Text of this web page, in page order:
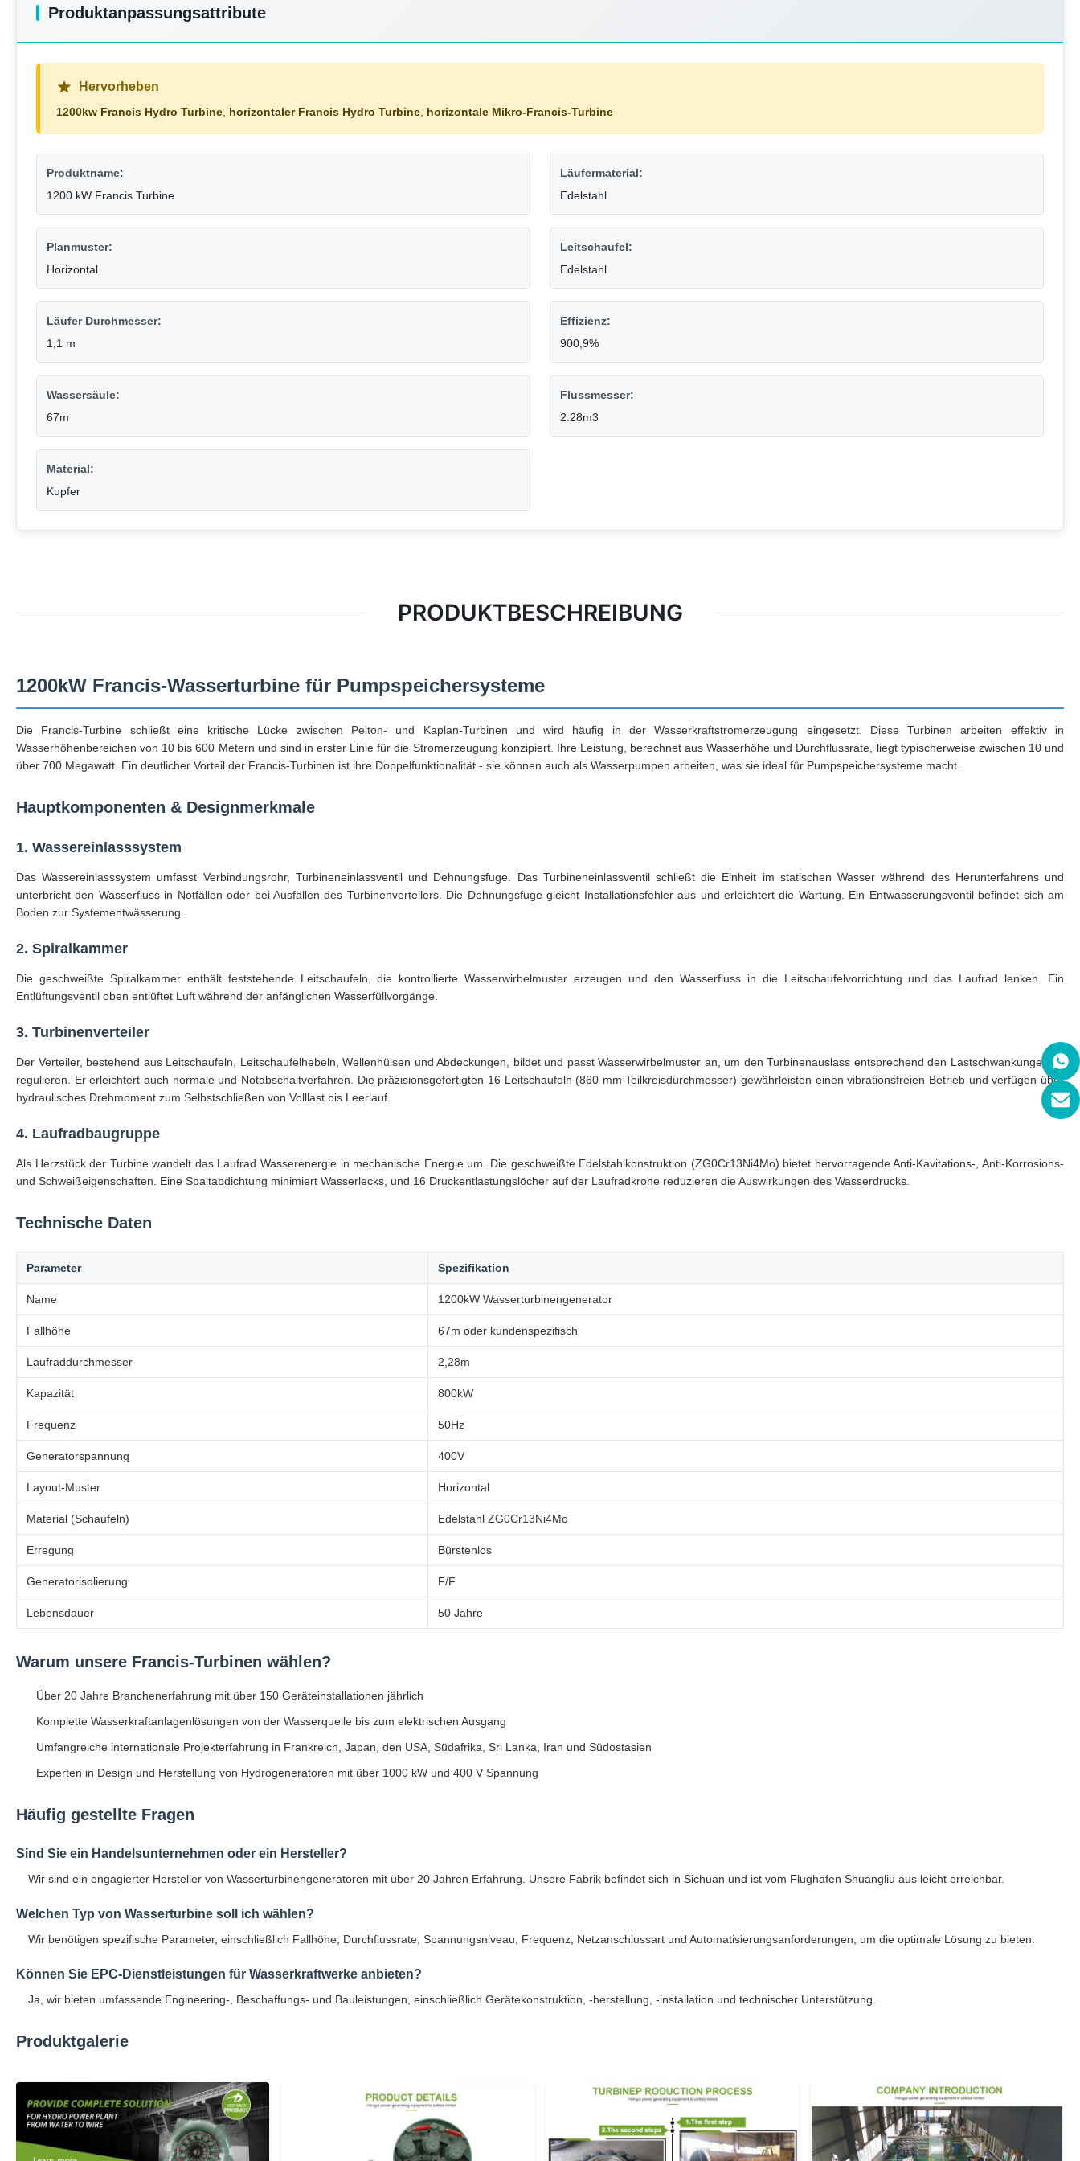
Produktanpassungsattribute
Hervorheben
1200kw Francis Hydro Turbine horizontaler Francis Hydro Turbine horizontale Mikro-Francis-Turbine
Produktname:
1200 kW Francis Turbine
Läufermaterial:
Edelstahl
Planmuster:
Horizontal
Leitschaufel:
Edelstahl
Läufer Durchmesser:
1,1 m
Effizienz:
900,9%
Wassersäule:
67m
Flussmesser:
2.28m3
Material:
Kupfer
PRODUKTBESCHREIBUNG
1200kW Francis-Wasserturbine für Pumpspeichersysteme
Die Francis-Turbine schließt eine kritische Lücke zwischen Pelton- und Kaplan-Turbinen und wird häufig in der Wasserkraftstromerzeugung eingesetzt. Diese Turbinen arbeiten effektiv in
Wasserhöhenbereichen von 10 bis 600 Metern und sind in erster Linie für die Stromerzeugung konzipiert. Ihre Leistung, berechnet aus Wasserhöhe und Durchflussrate, liegt typischerweise zwischen 10 und
über 700 Megawatt. Ein deutlicher Vorteil der Francis-Turbinen ist ihre Doppelfunktionalität - sie können auch als Wasserpumpen arbeiten, was sie ideal für Pumpspeichersysteme macht.
Hauptkomponenten & Designmerkmale
1. Wassereinlasssystem
Das Wassereinlasssystem umfasst Verbindungsrohr, Turbineneinlassventil und Dehnungsfuge. Das Turbineneinlassventil schließt die Einheit im statischen Wasser während des Herunterfahrens und
unterbricht den Wasserfluss in Notfällen oder bei Ausfällen des Turbinenverteilers. Die Dehnungsfuge gleicht Installationsfehler aus und erleichtert die Wartung. Ein Entwässerungsventil befindet sich am
Boden zur Systementwässerung.
2. Spiralkammer
Die geschweißte Spiralkammer enthält feststehende Leitschaufeln, die kontrollierte Wasserwirbelmuster erzeugen und den Wasserfluss in die Leitschaufelvorrichtung und das Laufrad lenken. Ein
Entlüftungsventil oben entlüftet Luft während der anfänglichen Wasserfüllvorgänge.
3. Turbinenverteiler
Der Verteiler, bestehend aus Leitschaufeln, Leitschaufelhebeln, Wellenhülsen und Abdeckungen, bildet und passt Wasserwirbelmuster an, um den Turbinenauslass entsprechend den Lastschwankungen zu
regulieren. Er erleichtert auch normale und Notabschaltverfahren. Die präzisionsgefertigten 16 Leitschaufeln (860 mm Teilkreisdurchmesser) gewährleisten einen vibrationsfreien Betrieb und verfügen über
hydraulisches Drehmoment zum Selbstschließen von Volllast bis Leerlauf.
4. Laufradbaugruppe
Als Herzstück der Turbine wandelt das Laufrad Wasserenergie in mechanische Energie um. Die geschweißte Edelstahlkonstruktion (ZG0Cr13Ni4Mo) bietet hervorragende Anti-Kavitations-, Anti-Korrosions-
und Schweißeigenschaften. Eine Spaltabdichtung minimiert Wasserlecks, und 16 Druckentlastungslöcher auf der Laufradkrone reduzieren die Auswirkungen des Wasserdrucks.
Technische Daten
Parameter Spezifikation
Name 1200kW Wasserturbinengenerator
Fallhöhe 67m oder kundenspezifisch
Laufraddurchmesser 2,28m
Kapazität 800kW
Frequenz 50Hz
Generatorspannung 400V
Layout-Muster Horizontal
Material (Schaufeln) Edelstahl ZG0Cr13Ni4Mo
Erregung Bürstenlos
Generatorisolierung F/F
Lebensdauer 50 Jahre
Warum unsere Francis-Turbinen wählen?
Über 20 Jahre Branchenerfahrung mit über 150 Geräteinstallationen jährlich
Komplette Wasserkraftanlagenlösungen von der Wasserquelle bis zum elektrischen Ausgang
Umfangreiche internationale Projekterfahrung in Frankreich, Japan, den USA, Südafrika, Sri Lanka, Iran und Südostasien
Experten in Design und Herstellung von Hydrogeneratoren mit über 1000 kW und 400 V Spannung
Häufig gestellte Fragen
Sind Sie ein Handelsunternehmen oder ein Hersteller?
Wir sind ein engagierter Hersteller von Wasserturbinengeneratoren mit über 20 Jahren Erfahrung. Unsere Fabrik befindet sich in Sichuan und ist vom Flughafen Shuangliu aus leicht erreichbar.
Welchen Typ von Wasserturbine soll ich wählen?
Wir benötigen spezifische Parameter, einschließlich Fallhöhe, Durchflussrate, Spannungsniveau, Frequenz, Netzanschlussart und Automatisierungsanforderungen, um die optimale Lösung zu bieten.
Können Sie EPC-Dienstleistungen für Wasserkraftwerke anbieten?
Ja, wir bieten umfassende Engineering-, Beschaffungs- und Bauleistungen, einschließlich Gerätekonstruktion, -herstellung, -installation und technischer Unterstützung.
Produktgalerie